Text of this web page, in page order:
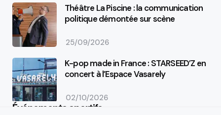
Théâtre La Piscine : la communication
politique démontée sur scène
25/09/2026
K-pop made in France : STARSEED’Z en
concert à l’Espace Vasarely
02/10/2026
Événements sportifs